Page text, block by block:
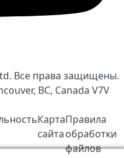
Все права защищены.
BC, Canada V7V
Карта
сайта
Правила
обработки
файлов